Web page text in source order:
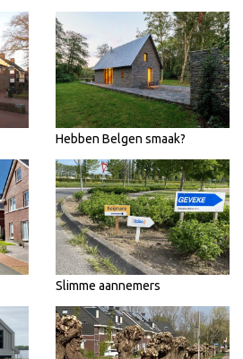
Hebben Belgen smaak?
Slimme aannemers